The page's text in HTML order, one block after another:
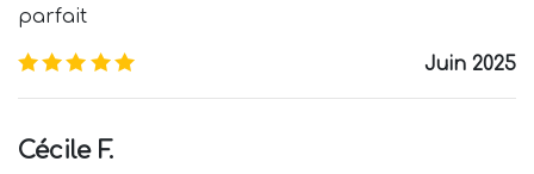
parfait
Juin 2025
Cécile F.